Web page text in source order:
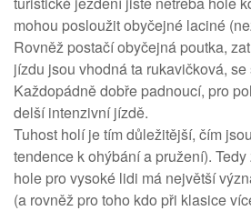
mohou posloužit obyčejné laciné
Rovněž postačí obyčejná poutka,
jízdu jsou vhodná ta rukavičková, se
Každopádně dobře padnoucí, pro
delší intenzivní jízdě.
Tuhost holí je tím důležitější, čím
tendence k ohýbání a pružení).
hole pro vysoké lidi má největší
(a rovněž pro toho kdo při klasice